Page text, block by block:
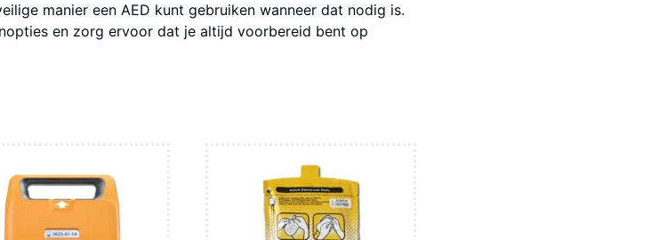
manier een AED kunt gebruiken wanneer dat nodig is.
en zorg ervoor dat je altijd voorbereid bent op